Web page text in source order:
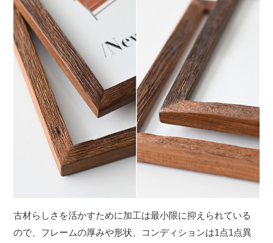
古材らしさを活かすために加工は最小限に抑えられている
ので、フレームの厚みや形状、コンディションは1点1点異